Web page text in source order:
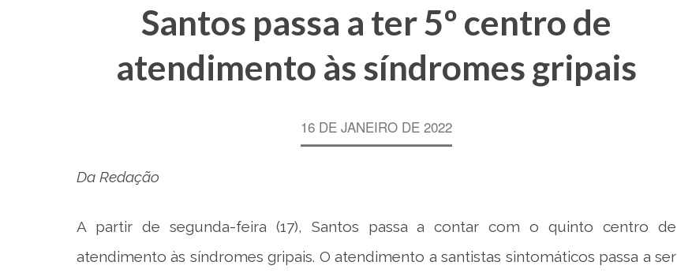
Santos passa a ter 5º centro de
atendimento às síndromes gripais
16 DE JANEIRO DE 2022
Da Redação
A partir de segunda-feira (17), Santos passa a contar com o quinto centro de
atendimento às síndromes gripais. O atendimento a santistas sintomáticos passa a ser